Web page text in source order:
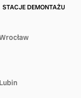
STACJE DEMONTAŻU